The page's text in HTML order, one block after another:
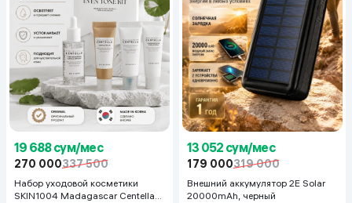
19 688 сум/мес
270 000337 500
Набор уходовой косметики
SKIN1004 Madagascar Centella
13 052 сум/мес
179 000319 000
Внешний аккумулятор 2E Solar
20000mAh, черный